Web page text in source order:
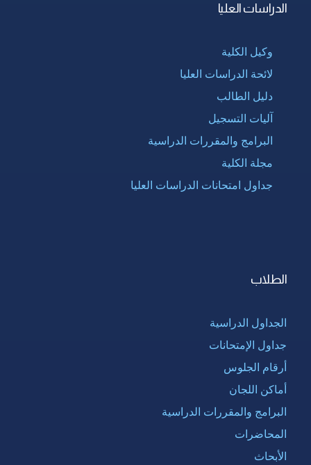
الدراسات العليا
وكيل الكلية
لائحة الدراسات العليا
دليل الطالب
آليات التسجيل
البرامج والمقررات الدراسية
مجلة الكلية
جداول امتحانات الدراسات العليا
الطلاب
الجداول الدراسية
جداول الإمتحانات
أرقام الجلوس
أماكن اللجان
البرامج والمقررات الدراسية
المحاضرات
الأبحاث